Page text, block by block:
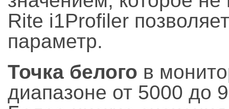
Rite i1Profiler
параметр.
Точка белого в
диапазоне от 5000 до